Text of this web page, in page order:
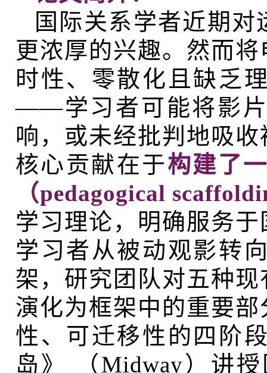
国际关系学者近期
更浓厚的兴趣。然而
时性、零散化且缺乏
——学习者可能将影片
响，或未经批判地吸
核心贡献在于构建了
（pedagogical
学习理论，明确服务
学习者从被动观影转
架，研究团队对五种
演化为框架中的重要
性、可迁移性的四阶
岛》
（Midway）讲